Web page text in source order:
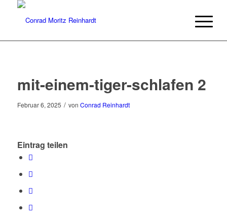
mit-einem-tiger-schlafen 2
Februar 6, 2025 / von Conrad Reinhardt
Eintrag teilen